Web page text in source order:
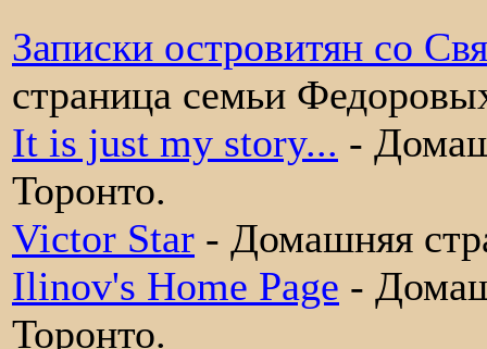
Записки островитян со
страница семьи
It is just my story... -
Торонто.
Victor Star - Домашняя
Ilinov's Home Page -
Торонто.